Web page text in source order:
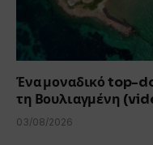
Ένα μοναδικό top-
τη Βουλιαγμένη
03/08/2026